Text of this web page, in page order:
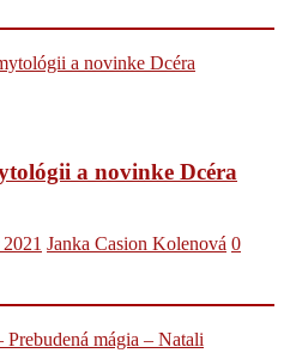
a novinke Dcéra
Janka Casion Kolenová 0